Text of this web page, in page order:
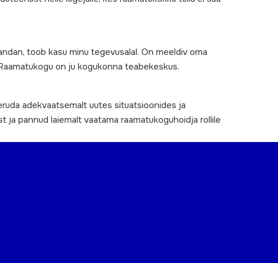
toob kasu minu tegevusalal. On meeldiv oma
on ju kogukonna teabekeskus.
adekvaatsemalt uutes situatsioonides ja
ja pannud laiemalt vaatama raamatukoguhoidja rollile